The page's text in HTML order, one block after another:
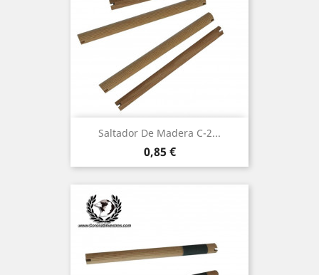
Saltador De Madera C-2...
Precio
0,85 €